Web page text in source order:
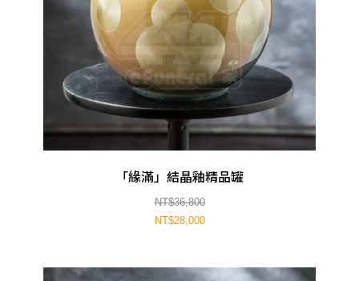
「緣滿」結晶釉精品罐
NT$36,800
NT$28,000